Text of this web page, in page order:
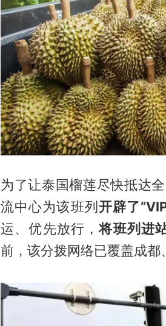
为了让泰国榴莲尽快抵达
流中心为该班列 开辟了
运、优先放行，将班列进
前，该分拨网络已覆盖成都